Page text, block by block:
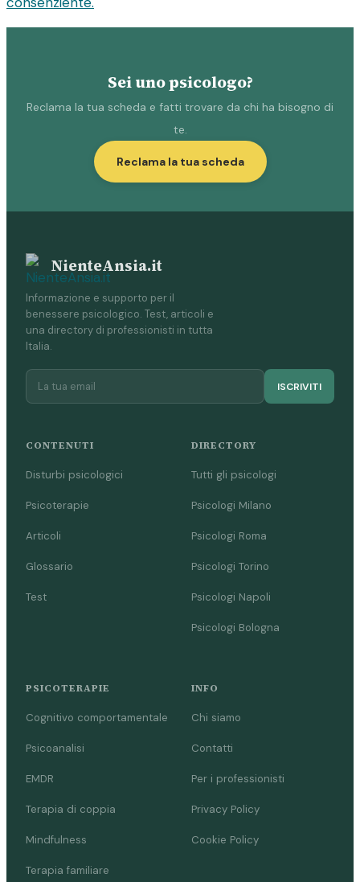
Sei uno psicologo?
Reclama la tua scheda e fatti trovare da chi ha bisogno di
te.
Reclama la tua scheda
NienteAnsia.it
Informazione e supporto per il
benessere psicologico. Test, articoli e
una directory di professionisti in tutta
Italia.
ISCRIVITI
CONTENUTI
Disturbi psicologici
Psicoterapie
Articoli
Glossario
Test
DIRECTORY
Tutti gli psicologi
Psicologi Milano
Psicologi Roma
Psicologi Torino
Psicologi Napoli
Psicologi Bologna
PSICOTERAPIE
Cognitivo comportamentale
Psicoanalisi
EMDR
Terapia di coppia
Mindfulness
Terapia familiare
INFO
Chi siamo
Contatti
Per i professionisti
Privacy Policy
Cookie Policy